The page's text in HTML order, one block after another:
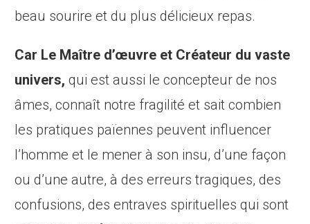
beau sourire et du plus délicieux repas.
Car Le Maître d’œuvre et Créateur du vaste
univers, qui est aussi le concepteur de nos
âmes, connaît notre fragilité et sait combien
les pratiques païennes peuvent influencer
l’homme et le mener à son insu, d’une façon
ou d’une autre, à des erreurs tragiques, des
confusions, des entraves spirituelles qui sont